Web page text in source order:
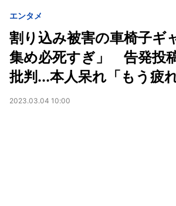
エンタメ
割り込み被害の車椅子ギ
集め必死すぎ」 告発投
批判...本人呆れ「もう疲れ
2023.03.04 10:00